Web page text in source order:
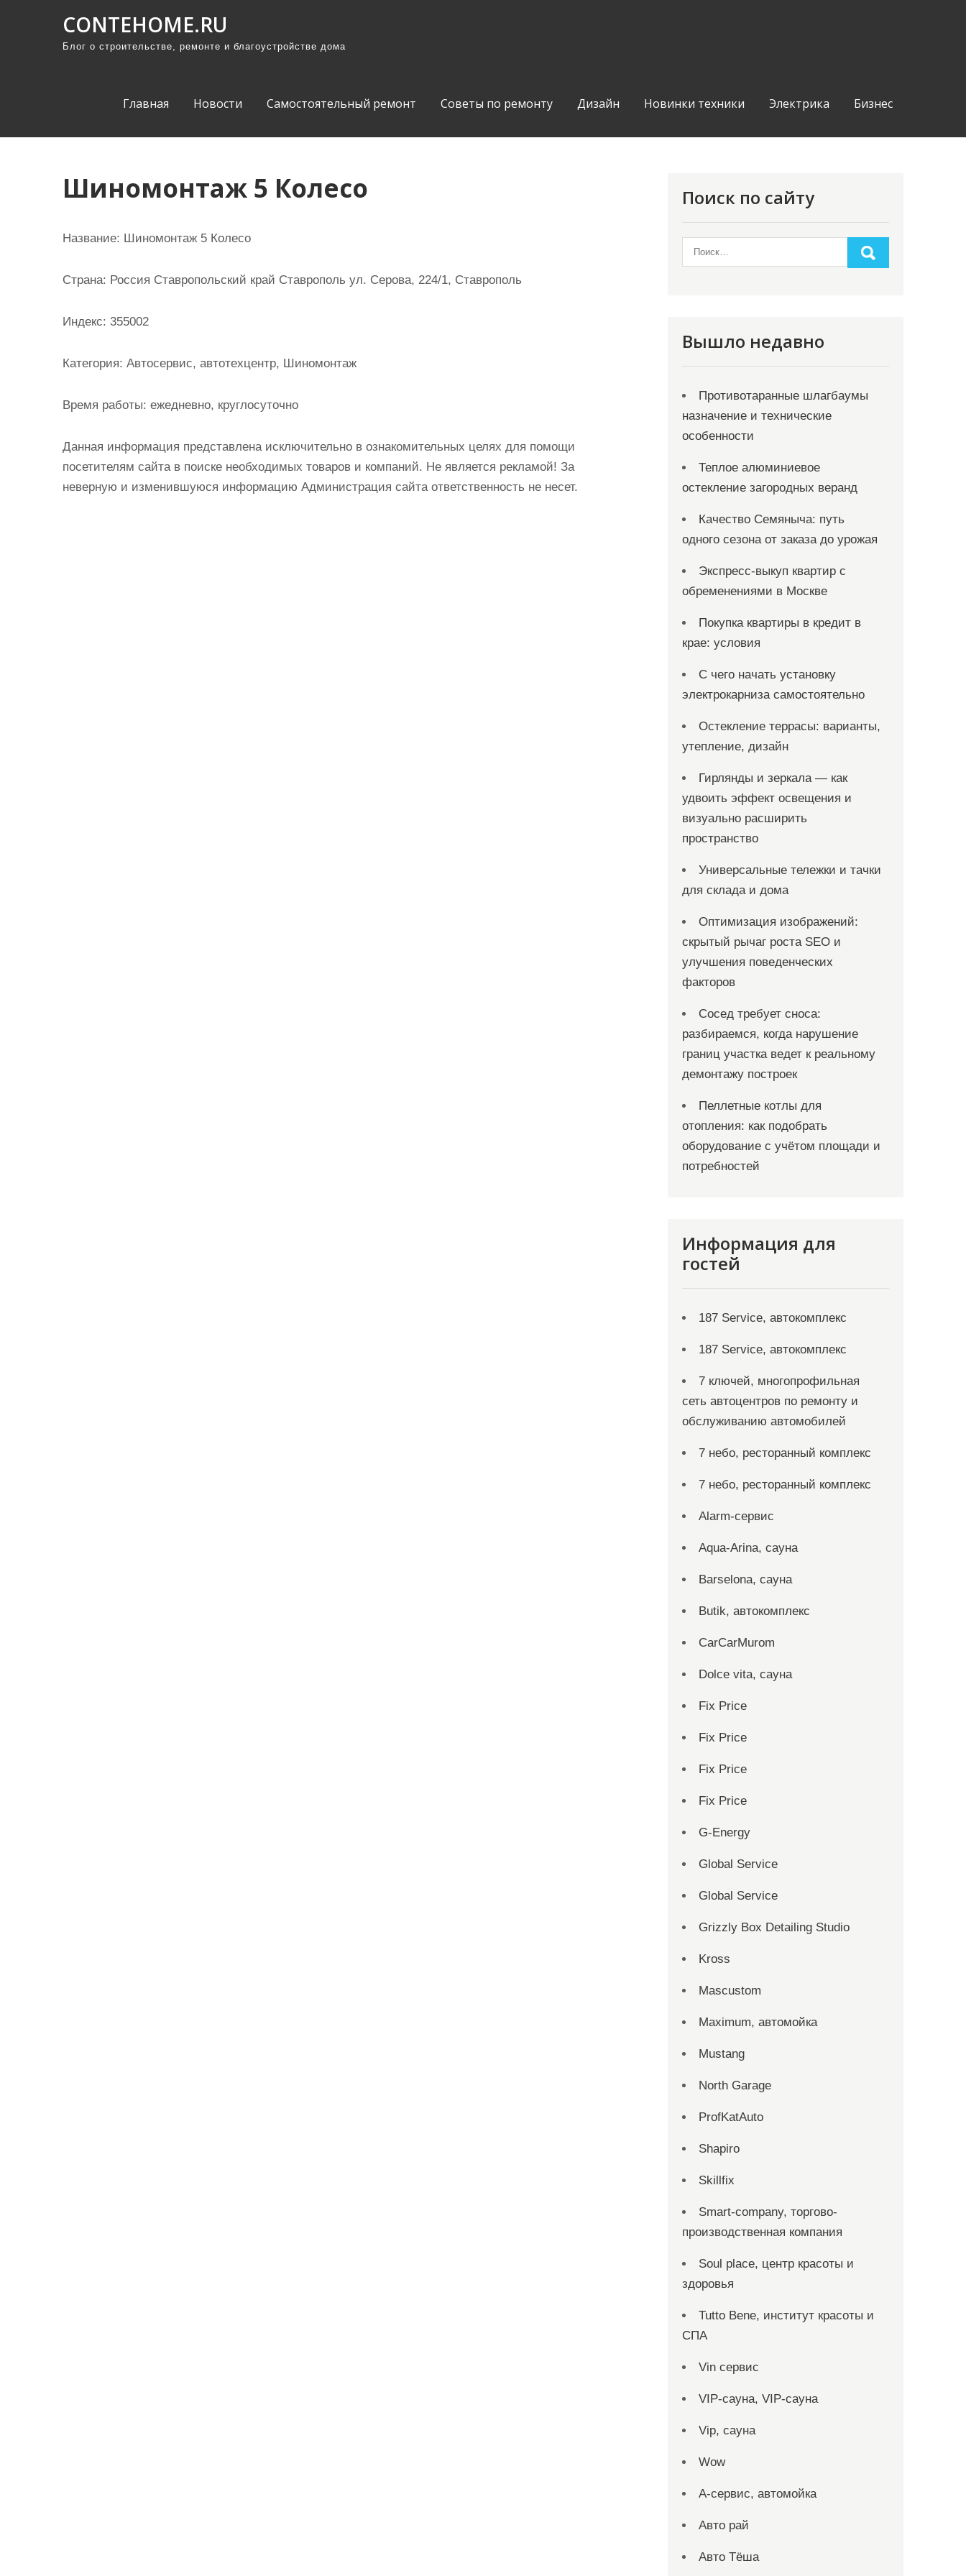
CONTEHOME.RU
Блог о строительстве, ремонте и благоустройстве дома
Главная Новости Самостоятельный ремонт Советы по ремонту Дизайн Новинки техники Электрика Бизнес
Шиномонтаж 5 Колесо
Название: Шиномонтаж 5 Колесо
Страна: Россия Ставропольский край Ставрополь ул. Серова, 224/1, Ставрополь
Индекс: 355002
Категория: Автосервис, автотехцентр, Шиномонтаж
Время работы: ежедневно, круглосуточно
Данная информация представлена исключительно в ознакомительных целях для помощи
посетителям сайта в поиске необходимых товаров и компаний. Не является рекламой! За
неверную и изменившуюся информацию Администрация сайта ответственность не несет.
Поиск по сайту
Вышло недавно
Противотаранные шлагбаумы
назначение и технические
особенности
Теплое алюминиевое
остекление загородных веранд
Качество Семяныча: путь
одного сезона от заказа до урожая
Экспресс-выкуп квартир с
обременениями в Москве
Покупка квартиры в кредит в
крае: условия
С чего начать установку
электрокарниза самостоятельно
Остекление террасы: варианты,
утепление, дизайн
Гирлянды и зеркала — как
удвоить эффект освещения и
визуально расширить
пространство
Универсальные тележки и тачки
для склада и дома
Оптимизация изображений:
скрытый рычаг роста SEO и
улучшения поведенческих
факторов
Сосед требует сноса:
разбираемся, когда нарушение
границ участка ведет к реальному
демонтажу построек
Пеллетные котлы для
отопления: как подобрать
оборудование с учётом площади и
потребностей
Информация для
гостей
187 Service, автокомплекс
187 Service, автокомплекс
7 ключей, многопрофильная
сеть автоцентров по ремонту и
обслуживанию автомобилей
7 небо, ресторанный комплекс
7 небо, ресторанный комплекс
Alarm-сервис
Aqua-Arina, сауна
Barselona, сауна
Butik, автокомплекс
CarCarMurom
Dolce vita, сауна
Fix Price
Fix Price
Fix Price
Fix Price
G-Energy
Global Service
Global Service
Grizzly Box Detailing Studio
Kross
Mascustom
Maximum, автомойка
Mustang
North Garage
ProfKatAuto
Shapiro
Skillfix
Smart-company, торгово-
производственная компания
Soul place, центр красоты и
здоровья
Tutto Bene, институт красоты и
СПА
Vin сервис
VIP-сауна, VIP-сауна
Vip, сауна
Wow
А-сервис, автомойка
Авто рай
Авто Тёша